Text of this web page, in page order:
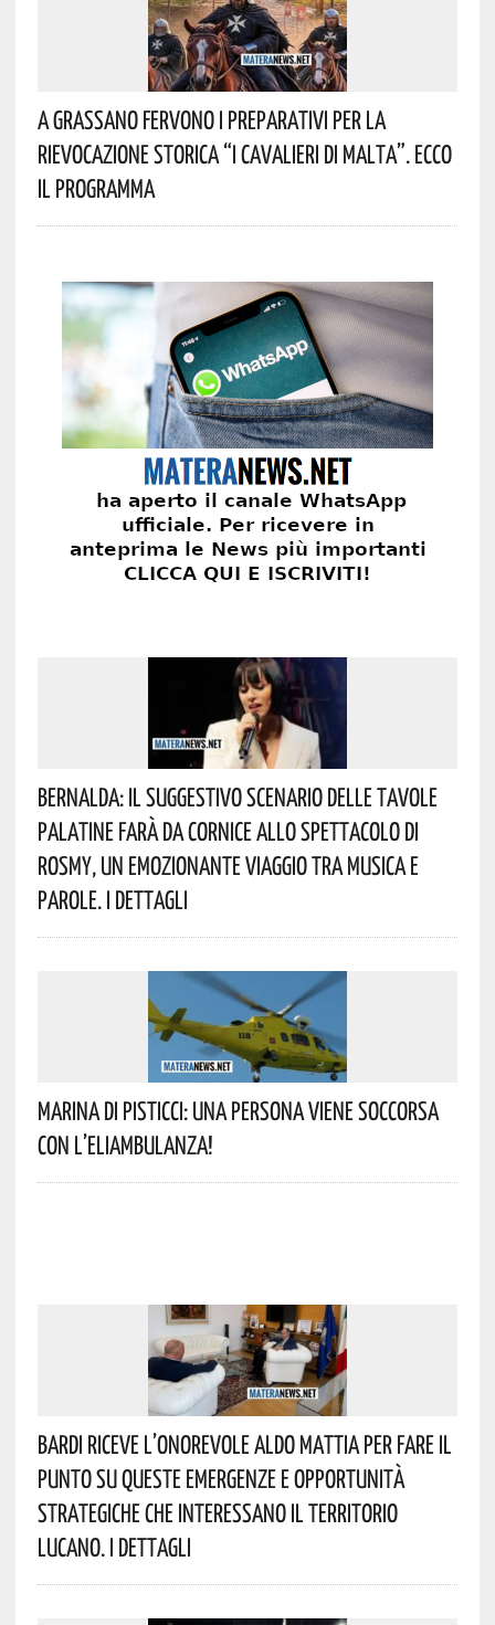
A Grassano Fervono I Preparativi Per La
Rievocazione Storica “I CAVALIERI DI MALTA”. Ecco
Il Programma
Bernalda: Il Suggestivo Scenario Delle Tavole
Palatine Farà Da Cornice Allo Spettacolo Di
Rosmy, Un Emozionante Viaggio Tra Musica E
Parole. I Dettagli
Marina Di Pisticci: Una Persona Viene Soccorsa
Con L’eliambulanza!
Bardi Riceve L’onorevole Aldo Mattia Per Fare Il
Punto Su Queste Emergenze E Opportunità
Strategiche Che Interessano Il Territorio
Lucano. I Dettagli